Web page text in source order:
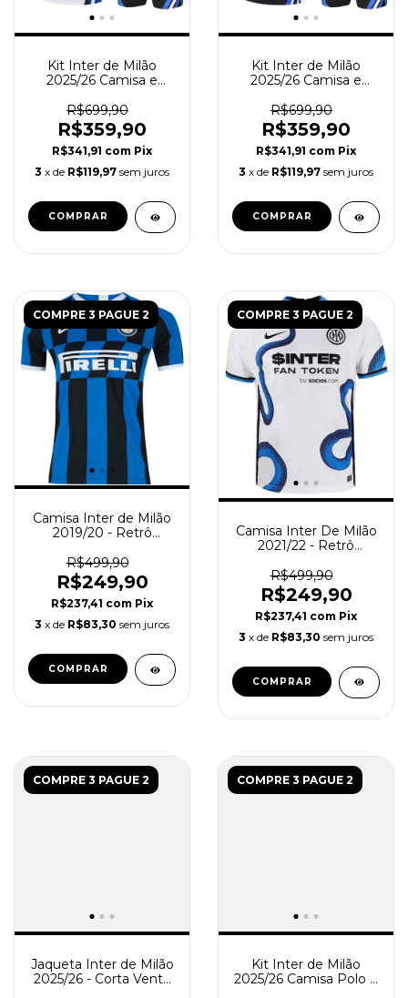
Kit Inter de Milão
2025/26 Camisa e
R$699,90
R$359,90
R$341,91 com Pix
3 x de R$119,97 sem juros
COMPRAR
Kit Inter de Milão
2025/26 Camisa e
R$699,90
R$359,90
R$341,91 com Pix
3 x de R$119,97 sem juros
COMPRAR
COMPRE 3 PAGUE 2
Camisa Inter de Milão
2019/20 - Retrô
R$499,90
R$249,90
R$237,41 com Pix
3 x de R$83,30 sem juros
COMPRAR
COMPRE 3 PAGUE 2
Camisa Inter De Milão
2021/22 - Retrô
R$499,90
R$249,90
R$237,41 com Pix
3 x de R$83,30 sem juros
COMPRAR
COMPRE 3 PAGUE 2
Jaqueta Inter de Milão
2025/26 - Corta Vento
COMPRE 3 PAGUE 2
Kit Inter de Milão
2025/26 Camisa Polo e